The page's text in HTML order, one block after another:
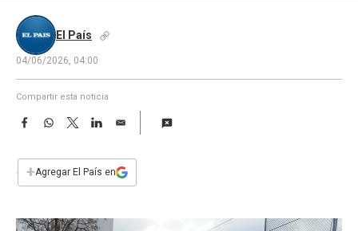
El País
04/06/2026, 04:00
Compartir esta noticia
F
e
b
W
s
T
w
t
L
E
i
l
+Agregar El País en